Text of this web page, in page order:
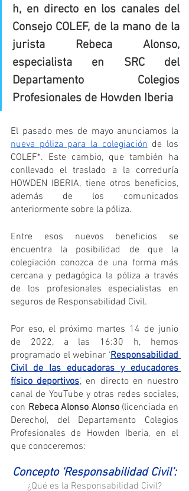
h, en directo en los canales del
Consejo COLEF, de la mano de la
jurista Rebeca Alonso,
especialista en SRC del
Departamento Colegios
Profesionales de Howden Iberia
nueva póliza para la colegiación de los
COLEF*. Este cambio, que también ha
conllevado el traslado a la correduría
HOWDEN IBERIA, tiene otros beneficios,
además de los comunicados
anteriormente sobre la póliza.
Entre esos nuevos beneficios se
encuentra la posibilidad de que la
colegiación conozca de una forma más
cercana y pedagógica la póliza a través
de los profesionales especialistas en
seguros de Responsabilidad Civil.
Por eso, el próximo martes 14 de junio
de 2022, a las 16:30 h, hemos
programado el webinar ‘Responsabilidad
Civil de las educadoras y educadores
físico deportivos’, en directo en nuestro
canal de YouTube y otras redes sociales,
con Rebeca Alonso Alonso (licenciada en
Derecho), del Departamento Colegios
Profesionales de Howden Iberia, en el
que conoceremos:
Concepto ‘Responsabilidad Civil’:
¿Qué es la Responsabilidad Civil?